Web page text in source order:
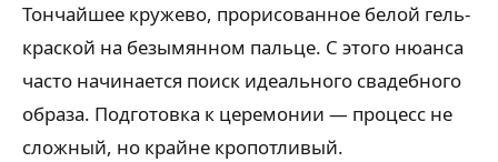
Тончайшее кружево, прорисованное белой гель-
краской на безымянном пальце. С этого нюанса
часто начинается поиск идеального свадебного
образа. Подготовка к церемонии — процесс не
сложный, но крайне кропотливый.